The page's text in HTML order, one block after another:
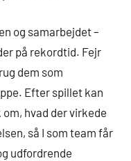
og samarbejdet –
på rekordtid. Fejr
dem som
Efter spillet kan
hvad der virkede
så I som team får
udfordrende